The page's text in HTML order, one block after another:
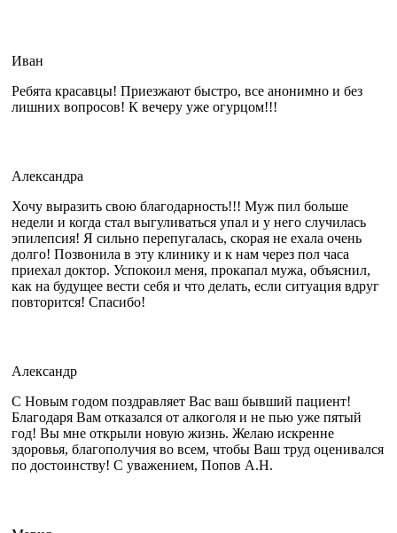
Иван
Ребята красавцы! Приезжают быстро, все анонимно и без
лишних вопросов! К вечеру уже огурцом!!!
Александра
Хочу выразить свою благодарность!!! Муж пил больше
недели и когда стал выгуливаться упал и у него случилась
эпилепсия! Я сильно перепугалась, скорая не ехала очень
долго! Позвонила в эту клинику и к нам через пол часа
приехал доктор. Успокоил меня, прокапал мужа, объяснил,
как на будущее вести себя и что делать, если ситуация вдруг
повторится! Спасибо!
Александр
С Новым годом поздравляет Вас ваш бывший пациент!
Благодаря Вам отказался от алкоголя и не пью уже пятый
год! Вы мне открыли новую жизнь. Желаю искренне
здоровья, благополучия во всем, чтобы Ваш труд оценивался
по достоинству! С уважением, Попов А.Н.